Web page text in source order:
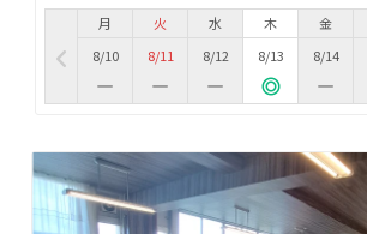
月
8/10
火
8/11
水
8/12
木
8/13
金
8/14